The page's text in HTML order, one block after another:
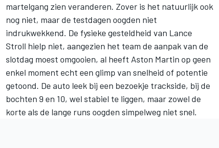
martelgang zien veranderen. Zover is het natuurlijk ook
nog niet, maar de testdagen oogden niet
indrukwekkend. De fysieke gesteldheid van Lance
Stroll hielp niet, aangezien het team de aanpak van de
slotdag moest omgooien, al heeft Aston Martin op geen
enkel moment echt een glimp van snelheid of potentie
getoond. De auto leek bij een bezoekje trackside, bij de
bochten 9 en 10, wel stabiel te liggen, maar zowel de
korte als de lange runs oogden simpelweg niet snel.